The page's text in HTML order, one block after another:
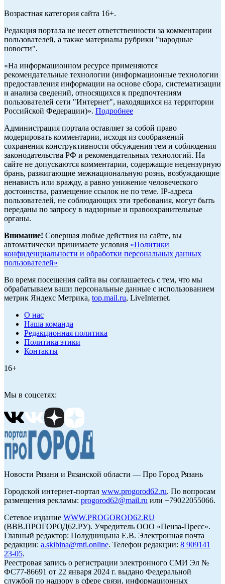
Возрастная категория сайта 16+.
Редакция портала не несет ответственности за комментарии
пользователей, а также материалы рубрики "народные
новости".
«На информационном ресурсе применяются
рекомендательные технологии (информационные технологии
предоставления информации на основе сбора, систематизации
и анализа сведений, относящихся к предпочтениям
пользователей сети "Интернет", находящихся на территории
Российской Федерации)». Подробнее
Администрация портала оставляет за собой право
модерировать комментарии, исходя из соображений
сохранения конструктивности обсуждения тем и соблюдения
законодательства РФ и рекомендательных технологий. На
сайте не допускаются комментарии, содержащие нецензурную
брань, разжигающие межнациональную рознь, возбуждающие
ненависть или вражду, а равно унижение человеческого
достоинства, размещение ссылок не по теме. IP-адреса
пользователей, не соблюдающих эти требования, могут быть
переданы по запросу в надзорные и правоохранительные
органы.
Внимание! Совершая любые действия на сайте, вы
автоматически принимаете условия «Политики
конфиденциальности и обработки персональных данных
пользователей»
Во время посещения сайта вы соглашаетесь с тем, что мы
обрабатываем ваши персональные данные с использованием
метрик Яндекс Метрика, top.mail.ru, LiveInternet.
О нас
Наша команда
Редакционная политика
Политика этики
Контакты
16+
Мы в соцсетях:
Новости Рязани и Рязанской области — Про Город Рязань
Городской интернет-портал www.progorod62.ru. По вопросам
размещения рекламы: progorod62@mail.ru или +79022055066.
Сетевое издание WWW.PROGOROD62.RU
(ВВВ.ПРОГОРОД62.РУ). Учредитель ООО «Пенза-Пресс».
Главный редактор: Полудницына Е.В. Электронная почта
редакции: a.skibina@rnti.online. Телефон редакции: 8 909141
23-05.
Реестровая запись о регистрации электронного СМИ Эл №
ФС77-86691 от 22 января 2024 г. выдано Федеральной
службой по надзору в сфере связи, информационных